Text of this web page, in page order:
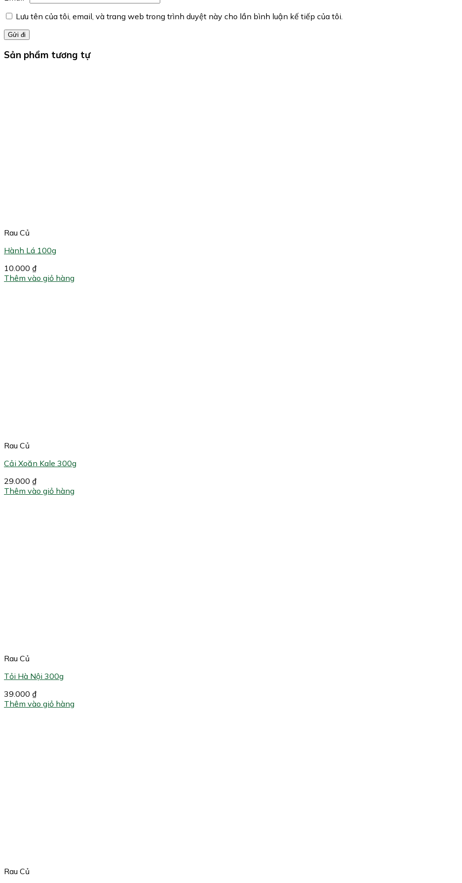
Lưu tên của tôi, email, và trang web trong trình duyệt này cho lần bình luận kế tiếp của tôi.
Sản phẩm tương tự
Rau Củ
Hành Lá 100g
10.000 ₫
Thêm vào giỏ hàng
Rau Củ
Cải Xoăn Kale 300g
29.000 ₫
Thêm vào giỏ hàng
Rau Củ
Tỏi Hà Nội 300g
39.000 ₫
Thêm vào giỏ hàng
Rau Củ